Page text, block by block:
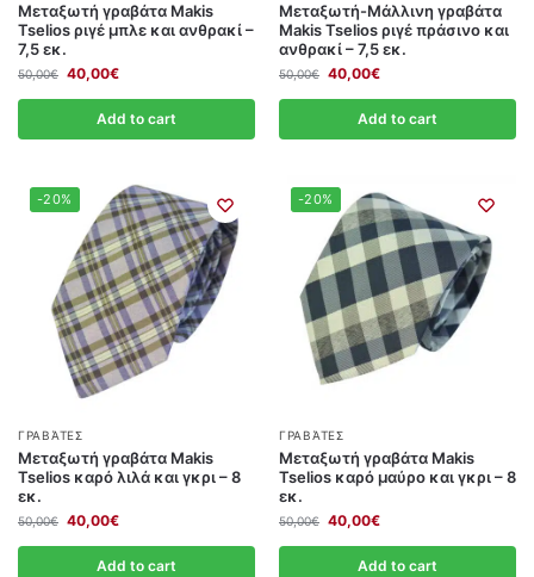
Μεταξωτή γραβάτα Makis
Tselios ριγέ μπλε και ανθρακί –
7,5 εκ.
50,00€ 40,00€
Add to cart
Μεταξωτή-Μάλλινη γραβάτα
Makis Tselios ριγέ πράσινο και
ανθρακί – 7,5 εκ.
50,00€ 40,00€
Add to cart
-20%
ΓΡΑΒΆΤΕΣ
Μεταξωτή γραβάτα Makis
Tselios καρό λιλά και γκρι – 8
εκ.
50,00€ 40,00€
Add to cart
-20%
ΓΡΑΒΆΤΕΣ
Μεταξωτή γραβάτα Makis
Tselios καρό μαύρο και γκρι – 8
εκ.
50,00€ 40,00€
Add to cart